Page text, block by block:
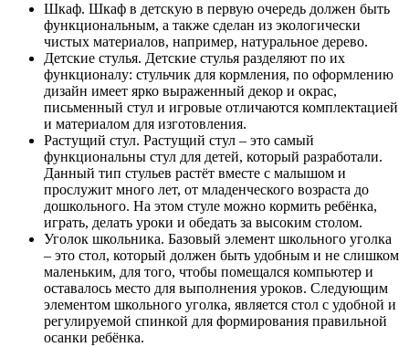
Шкаф. Шкаф в детскую в первую очередь должен быть
функциональным, а также сделан из экологически
чистых материалов, например, натуральное дерево.
Детские стулья. Детские стулья разделяют по их
функционалу: стульчик для кормления, по оформлению
дизайн имеет ярко выраженный декор и окрас,
письменный стул и игровые отличаются комплектацией
и материалом для изготовления.
Растущий стул. Растущий стул – это самый
функциональны стул для детей, который разработали.
Данный тип стульев растёт вместе с малышом и
прослужит много лет, от младенческого возраста до
дошкольного. На этом стуле можно кормить ребёнка,
играть, делать уроки и обедать за высоким столом.
Уголок школьника. Базовый элемент школьного уголка
– это стол, который должен быть удобным и не слишком
маленьким, для того, чтобы помещался компьютер и
оставалось место для выполнения уроков. Следующим
элементом школьного уголка, является стол с удобной и
регулируемой спинкой для формирования правильной
осанки ребёнка.